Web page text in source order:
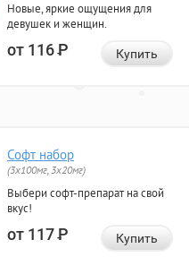
Новые, яркие ощущения для
девушек и женщин.
от 116Р Купить
Софт набор
(3x100мг, 3x20мг)
Выбери софт-препарат на свой
вкус!
от 117Р Купить